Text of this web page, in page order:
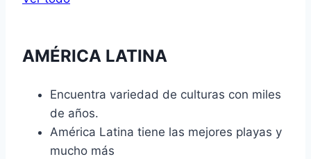
AMÉRICA LATINA
Encuentra variedad de culturas con miles
de años.
América Latina tiene las mejores playas y
mucho más